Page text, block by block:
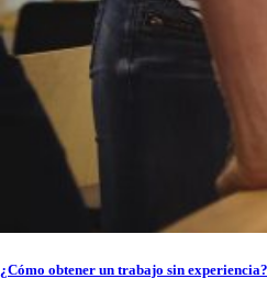
¿Cómo obtener un trabajo sin